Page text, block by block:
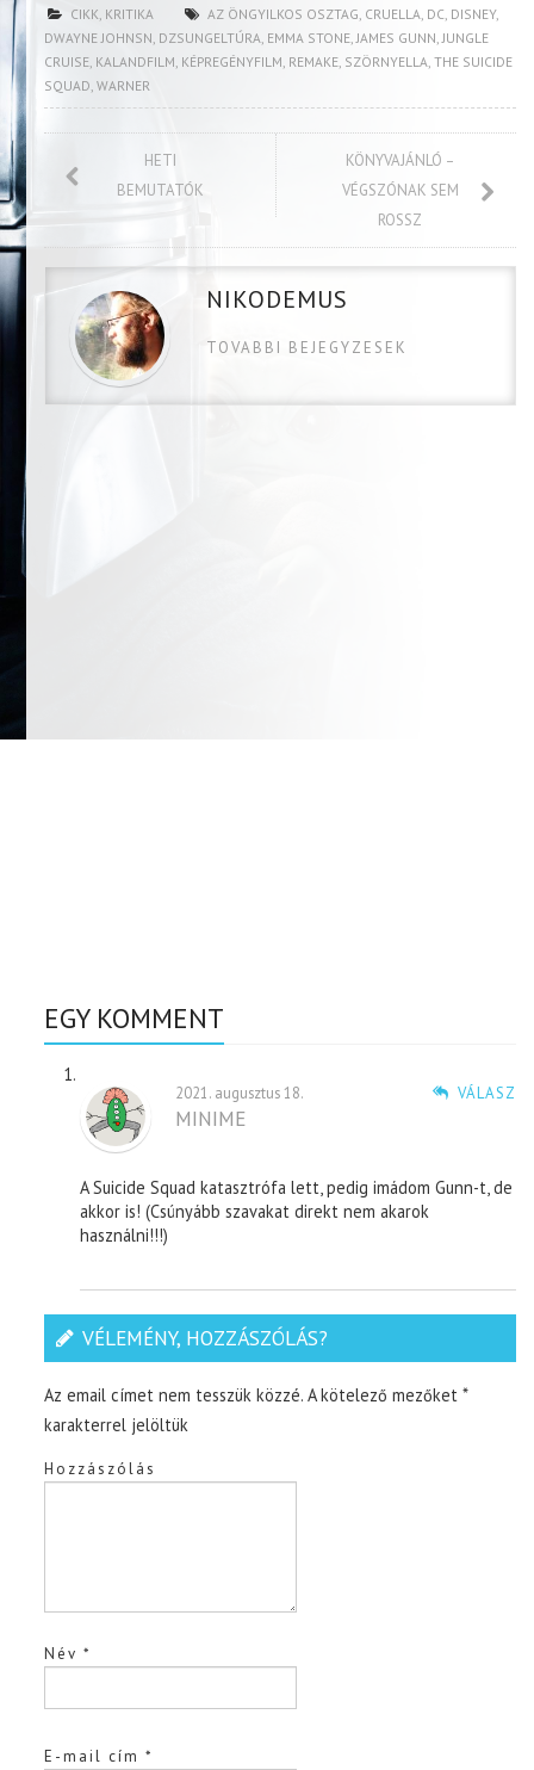
CIKK, KRITIKA AZ ÖNGYILKOS OSZTAG, CRUELLA, DC, DISNEY,
DWAYNE JOHNSN, DZSUNGELTÚRA, EMMA STONE,JAMES GUNN,JUNGLE
CRUISE, KALANDFILM, KÉPREGÉNYFILM, REMAKE, SZÖRNYELLA,THE SUICIDE
SQUAD,WARNER
HETI
BEMUTATÓK
KÖNYVAJÁNLÓ –
VÉGSZÓNAK SEM
ROSSZ
NIKODEMUS
TOVABBI BEJEGYZESEK
EGY KOMMENT
VÁLASZ
2021. augusztus 18.
MINIME
A Suicide Squad katasztrófa lett, pedig imádom Gunn-t, de
akkor is! (Csúnyább szavakat direkt nem akarok
használni!!!)
VÉLEMÉNY, HOZZÁSZÓLÁS?
Az email címet nem tesszük közzé. A kötelező mezőket*
karakterrel jelöltük
Hozzászólás
Név*
E-mail cím*